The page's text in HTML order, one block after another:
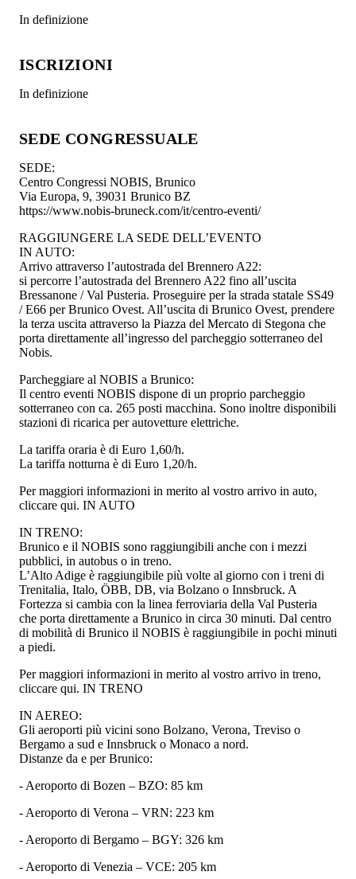
In definizione
ISCRIZIONI
In definizione
SEDE CONGRESSUALE
SEDE:
Centro Congressi NOBIS, Brunico
Via Europa, 9, 39031 Brunico BZ
https://www.nobis-bruneck.com/it/centro-eventi/
RAGGIUNGERE LA SEDE DELL’EVENTO
IN AUTO:
Arrivo attraverso l’autostrada del Brennero A22:
si percorre l’autostrada del Brennero A22 fino all’uscita
Bressanone / Val Pusteria. Proseguire per la strada statale SS49
/ E66 per Brunico Ovest. All’uscita di Brunico Ovest, prendere
la terza uscita attraverso la Piazza del Mercato di Stegona che
porta direttamente all’ingresso del parcheggio sotterraneo del
Nobis.
Parcheggiare al NOBIS a Brunico:
Il centro eventi NOBIS dispone di un proprio parcheggio
sotterraneo con ca. 265 posti macchina. Sono inoltre disponibili
stazioni di ricarica per autovetture elettriche.
La tariffa oraria è di Euro 1,60/h.
La tariffa notturna è di Euro 1,20/h.
Per maggiori informazioni in merito al vostro arrivo in auto,
cliccare qui. IN AUTO
IN TRENO:
Brunico e il NOBIS sono raggiungibili anche con i mezzi
pubblici, in autobus o in treno.
L’Alto Adige è raggiungibile più volte al giorno con i treni di
Trenitalia, Italo, ÖBB, DB, via Bolzano o Innsbruck. A
Fortezza si cambia con la linea ferroviaria della Val Pusteria
che porta direttamente a Brunico in circa 30 minuti. Dal centro
di mobilità di Brunico il NOBIS è raggiungibile in pochi minuti
a piedi.
Per maggiori informazioni in merito al vostro arrivo in treno,
cliccare qui. IN TRENO
IN AEREO:
Gli aeroporti più vicini sono Bolzano, Verona, Treviso o
Bergamo a sud e Innsbruck o Monaco a nord.
Distanze da e per Brunico:
- Aeroporto di Bozen – BZO: 85 km
- Aeroporto di Verona – VRN: 223 km
- Aeroporto di Bergamo – BGY: 326 km
- Aeroporto di Venezia – VCE: 205 km